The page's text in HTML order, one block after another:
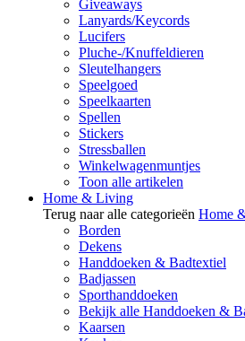
Giveaways
Lanyards/Keycords
Lucifers
Pluche-/Knuffeldieren
Sleutelhangers
Speelgoed
Speelkaarten
Spellen
Stickers
Stressballen
Winkelwagenmuntjes
Toon alle artikelen
Home & Living
Terug naar alle categorieën Home
Borden
Dekens
Handdoeken & Badtextiel
Badjassen
Sporthanddoeken
Bekijk alle Handdoeken &
Kaarsen